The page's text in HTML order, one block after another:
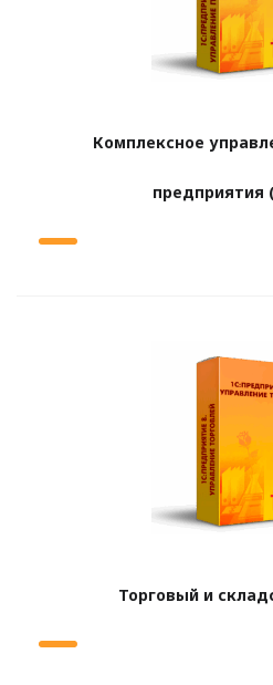
Комплексное
предприятия
Торговый и